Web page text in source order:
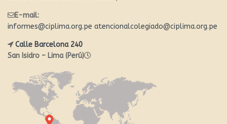
E-mail:
informes@ciplima.org.pe atencionalcolegiado@ciplima.org.pe
Calle Barcelona 240
San Isidro – Lima (Perú)